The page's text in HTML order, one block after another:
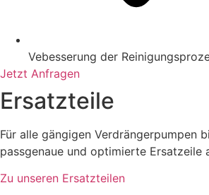
Vebesserung der
Jetzt Anfragen
Ersatzteile
Für alle gängigen Verdrängerpumpen
passgenaue und optimierte Ersatzeile
Zu unseren Ersatzteilen